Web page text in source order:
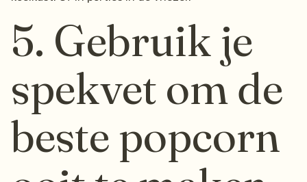
5. Gebruik je
spekvet om de
beste popcorn